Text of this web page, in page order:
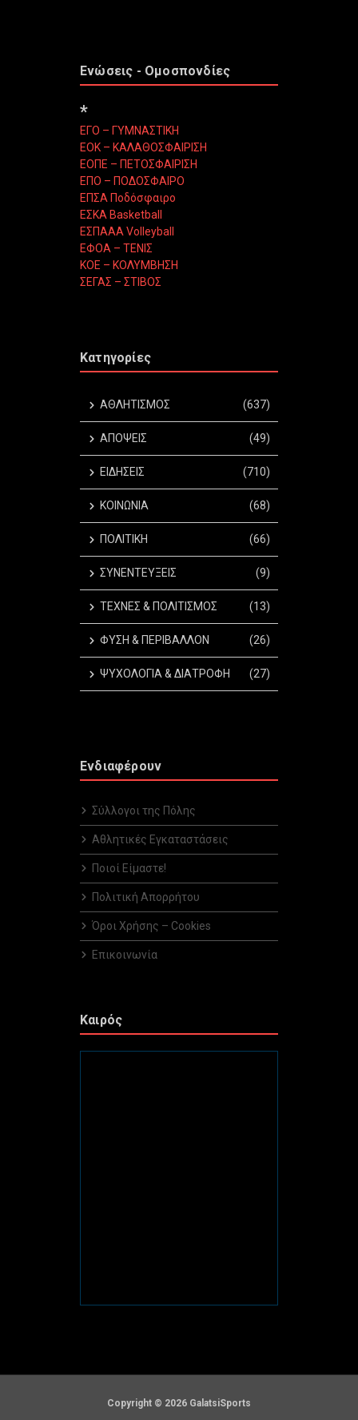
Ενώσεις - Ομοσπονδίες
*
ΕΓΟ – ΓΥΜΝΑΣΤΙΚΗ
ΕΟΚ – ΚΑΛΑΘΟΣΦΑΙΡΙΣΗ
ΕΟΠΕ – ΠΕΤΟΣΦΑΙΡΙΣΗ
ΕΠΟ – ΠΟΔΟΣΦΑΙΡΟ
ΕΠΣΑ Ποδόσφαιρο
ΕΣΚΑ Basketball
ΕΣΠΑΑΑ Volleyball
ΕΦΟΑ – ΤΕΝΙΣ
ΚΟΕ – ΚΟΛΥΜΒΗΣΗ
ΣΕΓΑΣ – ΣΤΙΒΟΣ
Κατηγορίες
ΑΘΛΗΤΙΣΜΟΣ (637)
ΑΠΟΨΕΙΣ (49)
ΕΙΔΗΣΕΙΣ (710)
ΚΟΙΝΩΝΙΑ (68)
ΠΟΛΙΤΙΚΗ (66)
ΣΥΝΕΝΤΕΥΞΕΙΣ (9)
ΤΕΧΝΕΣ & ΠΟΛΙΤΙΣΜΟΣ (13)
ΦΥΣΗ & ΠΕΡΙΒΑΛΛΟΝ (26)
ΨΥΧΟΛΟΓΙΑ & ΔΙΑΤΡΟΦΗ (27)
Ενδιαφέρουν
Σύλλογοι της Πόλης
Αθλητικές Εγκαταστάσεις
Ποιοί Είμαστε!
Πολιτική Απορρήτου
Όροι Χρήσης – Cookies
Επικοινωνία
Καιρός
Copyright © 2026 GalatsiSports